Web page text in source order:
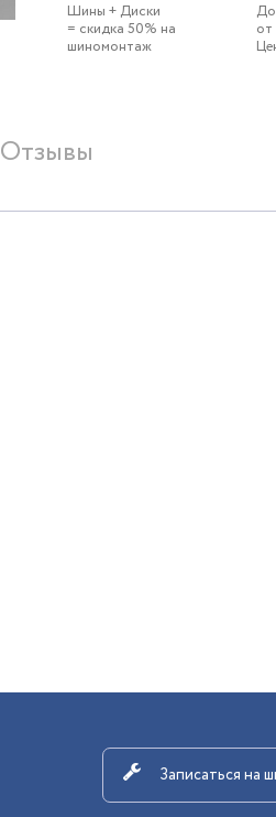
Шины + Диски
= скидка 50% на
шиномонтаж
Отзывы
Записаться на